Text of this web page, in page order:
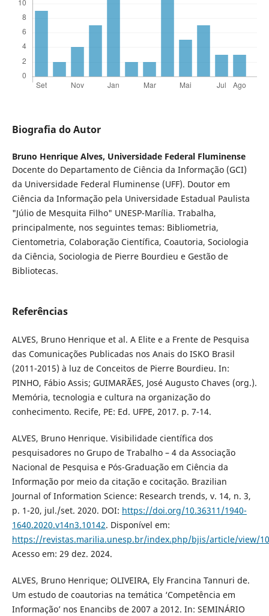
Biografia do Autor
Bruno Henrique Alves, Universidade Federal Fluminense
Docente do Departamento de Ciência da Informação (GCI)
da Universidade Federal Fluminense (UFF). Doutor em
Ciência da Informação pela Universidade Estadual Paulista
"Júlio de Mesquita Filho" UNESP-Marília. Trabalha,
principalmente, nos seguintes temas: Bibliometria,
Cientometria, Colaboração Científica, Coautoria, Sociologia
da Ciência, Sociologia de Pierre Bourdieu e Gestão de
Bibliotecas.
Referências
ALVES, Bruno Henrique et al. A Elite e a Frente de Pesquisa
das Comunicações Publicadas nos Anais do ISKO Brasil
(2011-2015) à luz de Conceitos de Pierre Bourdieu. In:
PINHO, Fábio Assis; GUIMARÃES, José Augusto Chaves (org.).
Memória, tecnologia e cultura na organização do
conhecimento. Recife, PE: Ed. UFPE, 2017. p. 7-14.
ALVES, Bruno Henrique. Visibilidade científica dos
pesquisadores no Grupo de Trabalho – 4 da Associação
Nacional de Pesquisa e Pós-Graduação em Ciência da
Informação por meio da citação e cocitação. Brazilian
Journal of Information Science: Research trends, v. 14, n. 3,
p. 1-20, jul./set. 2020. DOI: https://doi.org/10.36311/1940-
1640.2020.v14n3.10142. Disponível em:
https://revistas.marilia.unesp.br/index.php/bjis/article/view/
Acesso em: 29 dez. 2024.
ALVES, Bruno Henrique; OLIVEIRA, Ely Francina Tannuri de.
Um estudo de coautorias na temática ‘Competência em
Informação’ nos Enancibs de 2007 a 2012. In: SEMINÁRIO